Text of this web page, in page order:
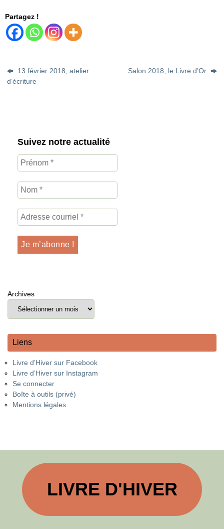
Partagez !
13 février 2018, atelier
d’écriture
Salon 2018, le Livre d’Or
Suivez notre actualité
Archives
Liens
Livre d’Hiver sur Facebook
Livre d’Hiver sur Instagram
Se connecter
Boîte à outils (privé)
Mentions légales
LIVRE D'HIVER